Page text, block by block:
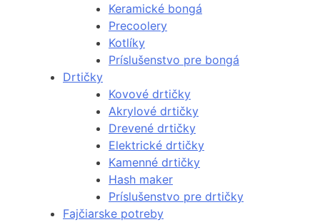
Keramické bongá
Precoolery
Kotlíky
Príslušenstvo pre bongá
Drtičky
Kovové drtičky
Akrylové drtičky
Drevené drtičky
Elektrické drtičky
Kamenné drtičky
Hash maker
Príslušenstvo pre drtičky
Fajčiarske potreby